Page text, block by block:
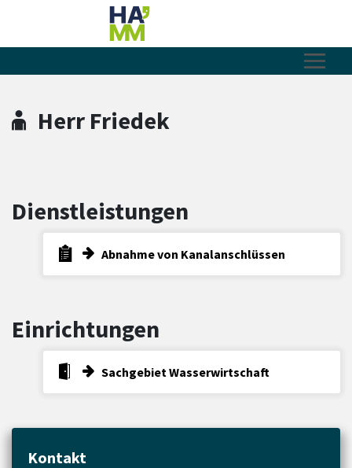
Zum Header
Zum Hauptinhalt
Zum Footer
Zum Hauptinhalt springen
Herr Friedek
Dienstleistungen
Abnahme von Kanalanschlüssen
Einrichtungen
Sachgebiet Wasserwirtschaft
Kontakt